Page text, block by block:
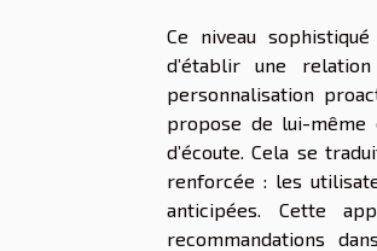
Ce niveau
d’établir une
personnalisation
propose de lui-même
d’écoute. Cela se
renforcée : les
anticipées. Cette
recommandations